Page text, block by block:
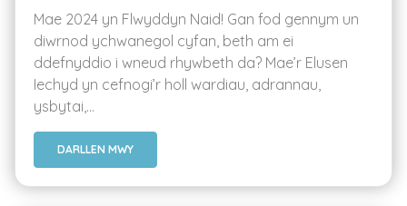
Mae 2024 yn Flwyddyn Naid! Gan fod gennym un
diwrnod ychwanegol cyfan, beth am ei
ddefnyddio i wneud rhywbeth da? Mae’r Elusen
Iechyd yn cefnogi’r holl wardiau, adrannau,
ysbytai,...
DARLLEN MWY